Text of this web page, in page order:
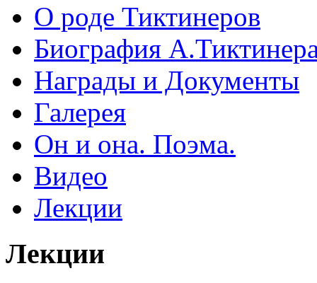
О роде Тиктинеров
Биография
Награды и Документы
Галерея
Он и она. Поэма.
Видео
Лекции
Лекции